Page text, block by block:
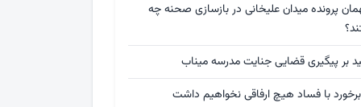
پرونده میدان علیخانی در بازسازی صحنه چه
بر پیگیری قضایی جنایت مدرسه میناب
با فساد هیچ ارفاقی نخواهیم داشت